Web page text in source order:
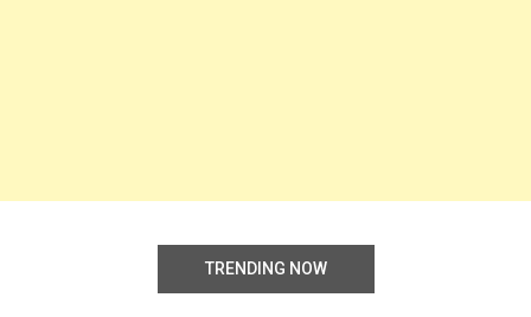
TRENDING NOW